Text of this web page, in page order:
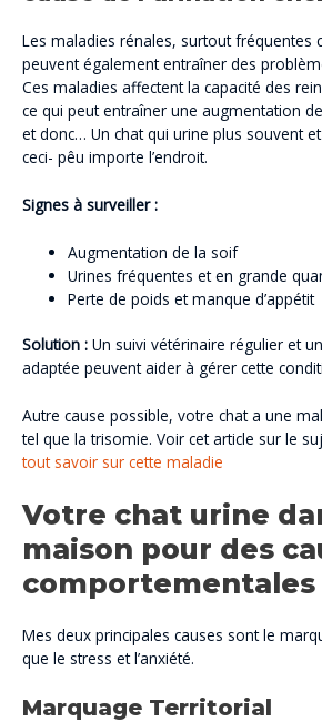
Les maladies rénales, surtout fréquentes
peuvent également entraîner des
Ces maladies affectent la capacité des
ce qui peut entraîner une augmentation
et donc… Un chat qui urine plus souvent
ceci- pêu importe l’endroit.
Signes à surveiller :
Augmentation de la soif
Urines fréquentes et en grande
Perte de poids et manque d’appétit
Solution : Un suivi vétérinaire régulier et
adaptée peuvent aider à gérer cette
Autre cause possible, votre chat a une
tel que la trisomie. Voir cet article sur le
tout savoir sur cette maladie
Votre chat urine
maison pour des
comportementales
Mes deux principales causes sont le
que le stress et l’anxiété.
Marquage Territorial